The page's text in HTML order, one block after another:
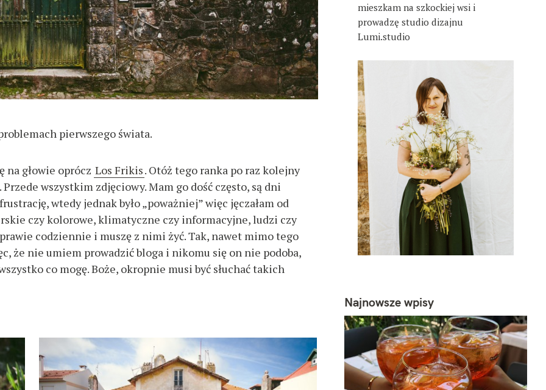
pierwszego świata.
na głowie oprócz Los Frikis. Otóż tego ranka po raz kolejny
wszystkim zdjęciowy. Mam go dość często, są dni
wtedy jednak było „poważniej” więc jęczałam od
czy kolorowe, klimatyczne czy informacyjne, ludzi czy
codziennie i muszę z nimi żyć. Tak, nawet mimo tego
że nie umiem prowadzić bloga i nikomu się on nie podoba,
co mogę. Boże, okropnie musi być słuchać takich
mieszkam na szkockiej wsi i
prowadzę studio dizajnu
Lumi.studio
Najnowsze wpisy